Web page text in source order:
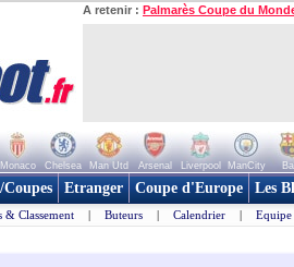
A retenir : Palmarès Coupe du
Monaco Chelsea Man Utd Arsenal Liverpool ManCity
Etranger Coupe d'Europe Les
& Classement | Buteurs | Calendrier | Equipe